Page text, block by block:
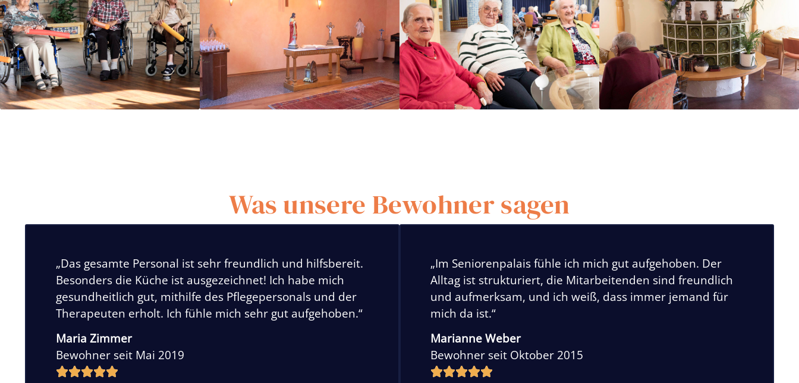
Was unsere Bewohner sagen
„Das gesamte Personal ist sehr freundlich und hilfsbereit.
Besonders die Küche ist ausgezeichnet! Ich habe mich
gesundheitlich gut, mithilfe des Pflegepersonals und der
Therapeuten erholt. Ich fühle mich sehr gut aufgehoben.“
Maria Zimmer
Bewohner seit Mai 2019
„Im Seniorenpalais fühle ich mich gut aufgehoben. Der
Alltag ist strukturiert, die Mitarbeitenden sind freundlich
und aufmerksam, und ich weiß, dass immer jemand für
mich da ist.“
Marianne Weber
Bewohner seit Oktober 2015